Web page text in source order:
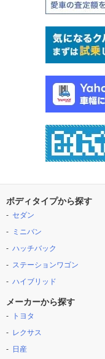
ボディタイプから探す
セダン
ミニバン
ハッチバック
ステーションワゴン
ハイブリッド
メーカーから探す
トヨタ
レクサス
日産